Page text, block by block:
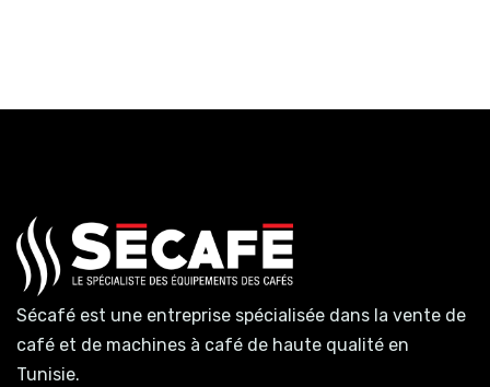
Sécafé est une entreprise spécialisée dans la vente de
café et de machines à café de haute qualité en
Tunisie.